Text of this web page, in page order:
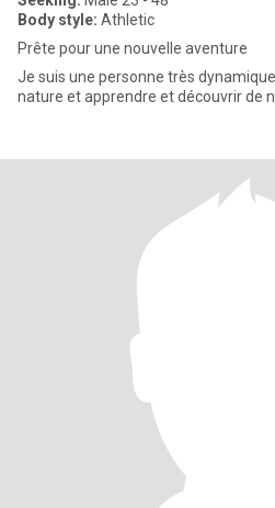
Body style: Athletic
Prête pour une nouvelle aventure
Je suis une personne très
nature et apprendre et découvrir de